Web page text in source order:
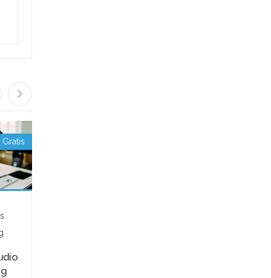
Gratis